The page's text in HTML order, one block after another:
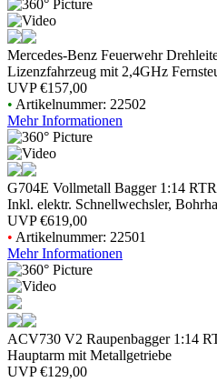
Mercedes-Benz Feuerwehr
Lizenzfahrzeug mit 2,4GHz
UVP€157,00
• Artikelnummer: 22502
Mehr Informationen
G704E Vollmetall Bagger 1:14
Inkl. elektr. Schnellwechsler,
UVP€619,00
• Artikelnummer: 22501
Mehr Informationen
ACV730 V2 Raupenbagger 1:14
Hauptarm mit Metallgetriebe
UVP€129,00